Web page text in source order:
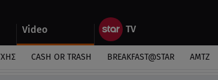
Video
CASH OR TRASH BREAKFAST@STAR ΑΜΤΖ